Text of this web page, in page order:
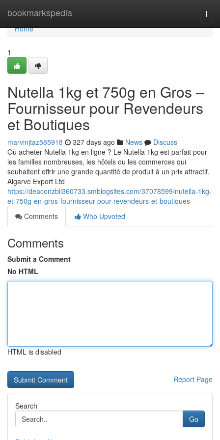
bookmarkspedia
Home
Home
1
Nutella 1kg et 750g en Gros –
Fournisseur pour Revendeurs
et Boutiques
marvinjtaz585918 327 days ago News
Discuss
Où acheter Nutella 1kg en ligne ? Le Nutella 1kg est parfait pour
les familles nombreuses, les hôtels ou les commerces qui
souhaitent offrir une grande quantité de produit à un prix attractif.
Algarve Export Ltd
https://deaconzbll360733.smblogsites.com/37078599/nutella-1kg-
et-750g-en-gros-fournisseur-pour-revendeurs-et-boutiques
Comments
Who Upvoted
Comments
Submit a Comment
No HTML
HTML is disabled
Report Page
Search
Go